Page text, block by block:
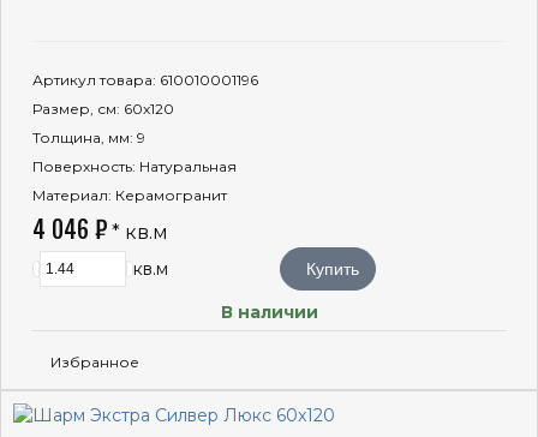
Артикул товара: 610010001196
Размер, см: 60x120
Толщина, мм: 9
Поверхность: Натуральная
Материал: Керамогранит
4 046 ₽ * кв.м
кв.м Купить
В наличии
Избранное